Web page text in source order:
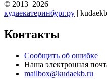
© 2013–2026
кудаекатеринбург.ру |
Контакты
Сообщить об ошибке
Наша электронная
mailbox@kudaekb.ru